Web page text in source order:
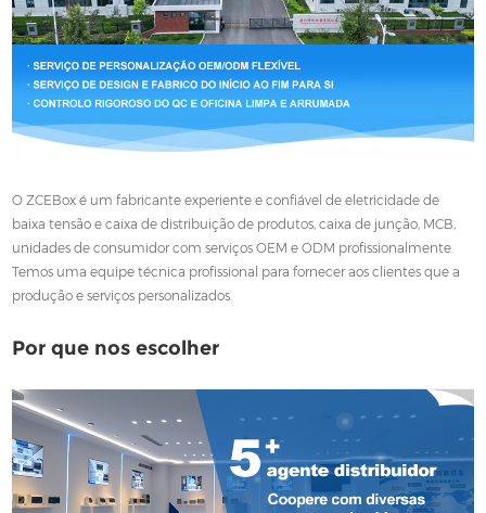
O ZCEBox é um fabricante experiente e confiável de eletricidade de
baixa tensão e caixa de distribuição de produtos, caixa de junção, MCB,
unidades de consumidor com serviços OEM e ODM profissionalmente.
Temos uma equipe técnica profissional para fornecer aos clientes que a
produção e serviços personalizados.
Por que nos escolher